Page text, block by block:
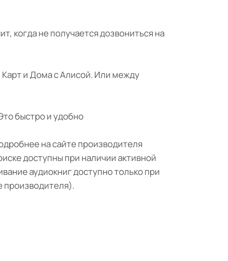
когда не получается дозвониться на
и Дома с Алисой. Или между
быстро и удобно
на сайте производителя
доступны при наличии активной
аудиокниг доступно только при
производителя).